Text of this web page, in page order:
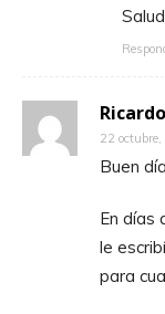
22
Buen
En días
le
para